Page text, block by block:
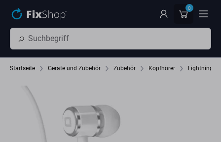
0
Startseite Geräte und Zubehör Zubehör Kopfhörer Lightning